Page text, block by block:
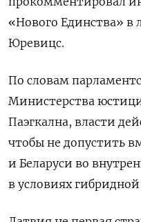
«Нового Единства» в
Юревицс.
По словам
Министерства
Паэгкална, власти
чтобы не допустить
и Беларуси во
в условиях